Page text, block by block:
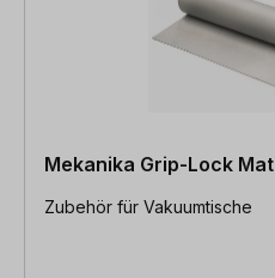
Mekanika Grip-Lock Mat
Zubehör für Vakuumtische